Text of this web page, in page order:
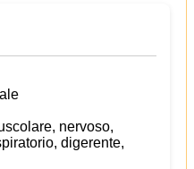
nervoso,
digerente,